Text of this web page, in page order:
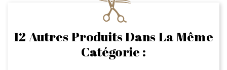
12 Autres Produits Dans La Même
Catégorie :